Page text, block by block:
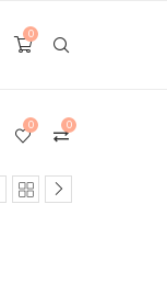
0
0
0